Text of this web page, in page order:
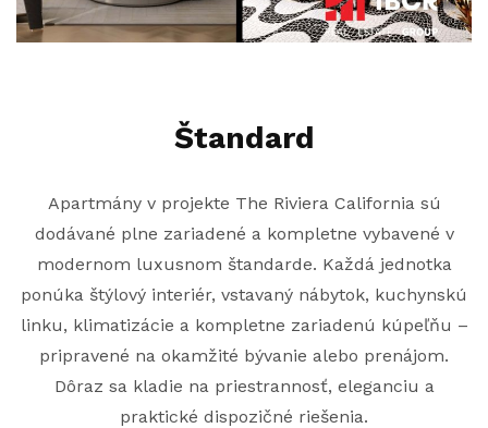
Štandard
Apartmány v projekte The Riviera California sú
dodávané plne zariadené a kompletne vybavené v
modernom luxusnom štandarde. Každá jednotka
ponúka štýlový interiér, vstavaný nábytok, kuchynskú
linku, klimatizácie a kompletne zariadenú kúpeľňu –
pripravené na okamžité bývanie alebo prenájom.
Dôraz sa kladie na priestrannosť, eleganciu a
praktické dispozičné riešenia.